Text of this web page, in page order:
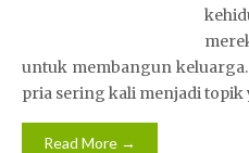
untuk membangun
pria sering kali menjadi topik
Read More →